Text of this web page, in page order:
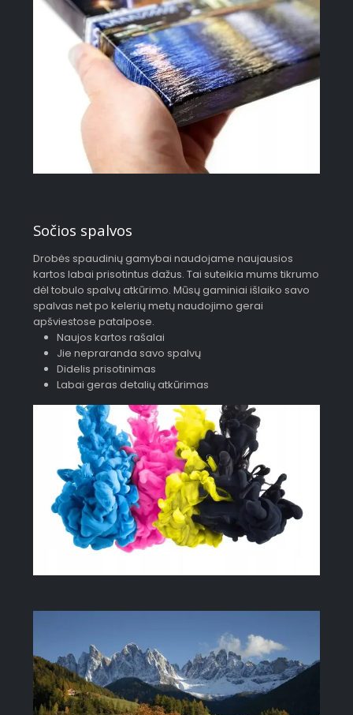
Sočios spalvos
Drobės spaudinių gamybai naudojame naujausios
kartos labai prisotintus dažus. Tai suteikia mums tikrumo
dėl tobulo spalvų atkūrimo. Mūsų gaminiai išlaiko savo
spalvas net po kelerių metų naudojimo gerai
apšviestose patalpose.
Naujos kartos rašalai
Jie nepraranda savo spalvų
Didelis prisotinimas
Labai geras detalių atkūrimas